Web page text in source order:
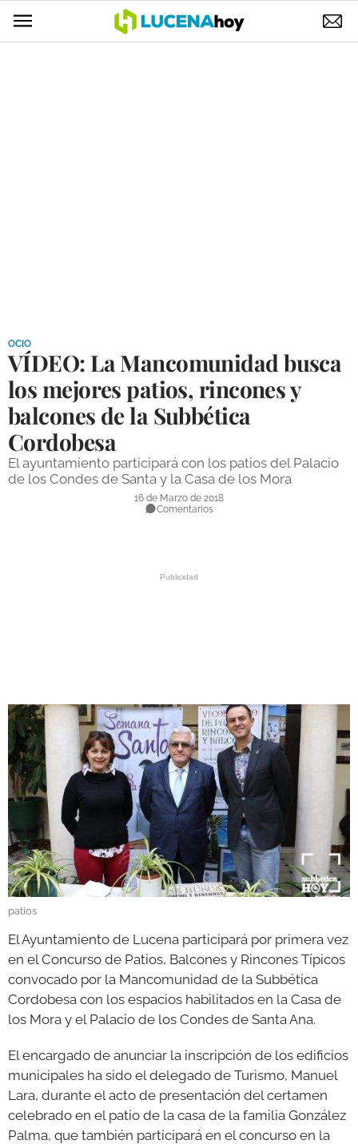
DEPORTES
COMPETICIONES
DEPORTE BASE
OPINIÓN
VENTANA CIUDADANA
NECROLÓGICAS
GALERÍAS
OCIO
VÍDEO: La Mancomunidad busca
los mejores patios, rincones y
balcones de la Subbética
Cordobesa
El ayuntamiento participará con los patios del Palacio
de los Condes de Santa y la Casa de los Mora
16 de Marzo de 2018
Comentarios
patios
El Ayuntamiento de Lucena participará por primera vez
en el Concurso de Patios, Balcones y Rincones Típicos
convocado por la Mancomunidad de la Subbética
Cordobesa con los espacios habilitados en la Casa de
los Mora y el Palacio de los Condes de Santa Ana.
El encargado de anunciar la inscripción de los edificios
municipales ha sido el delegado de Turismo, Manuel
Lara, durante el acto de presentación del certamen
celebrado en el patio de la casa de la familia González
Palma, que también participará en el concurso en la